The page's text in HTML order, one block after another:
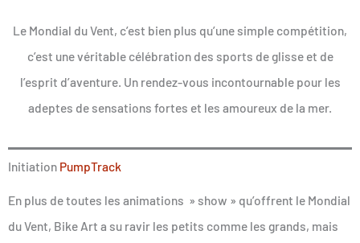
Le Mondial du Vent, c’est bien plus qu’une simple compétition,
c’est une véritable célébration des sports de glisse et de
l’esprit d’aventure. Un rendez-vous incontournable pour les
adeptes de sensations fortes et les amoureux de la mer.
Initiation PumpTrack
En plus de toutes les animations » show » qu’offrent le Mondial
du Vent, Bike Art a su ravir les petits comme les grands, mais